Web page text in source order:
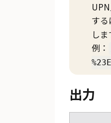
す
し
例：
出力